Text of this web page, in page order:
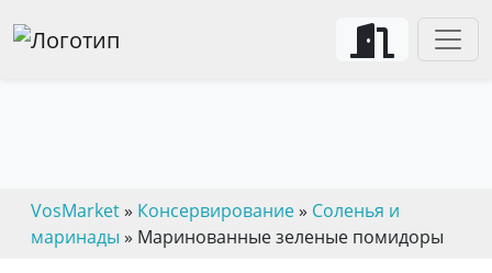
VosMarket» Консервирование» Соленья и
маринады » Маринованные зеленые помидоры